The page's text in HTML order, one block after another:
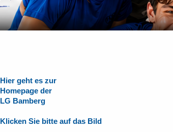
Hier geht es zur
Homepage der
LG Bamberg
Klicken Sie bitte auf das Bild